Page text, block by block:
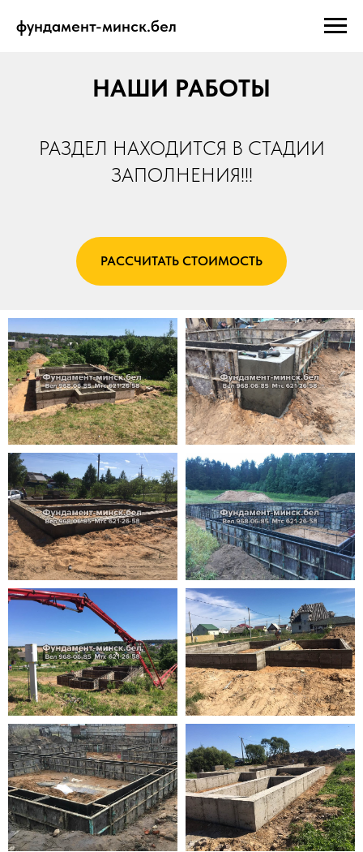
фундамент-минск.бел
НАШИ РАБОТЫ
РАЗДЕЛ НАХОДИТСЯ В СТАДИИ
ЗАПОЛНЕНИЯ!!!
РАССЧИТАТЬ СТОИМОСТЬ